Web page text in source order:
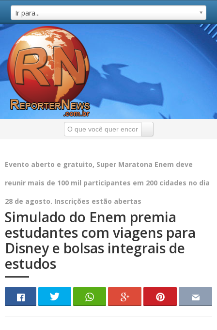
Ir para...
Evento aberto e gratuito, Super Maratona Enem deve
reunir mais de 100 mil participantes em 200 cidades no dia
28 de agosto. Inscrições estão abertas
Simulado do Enem premia
estudantes com viagens para
Disney e bolsas integrais de
estudos